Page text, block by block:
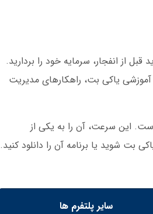
و نشیب است. شما با ضریب ۱.۰۰ شروع میکنید و باید قبل از انفجار، سرمایه خود را بردارید.
در ۳ دقیقه از دست دادم. اما سیستم آموزشی یاکی بت، راهکارهای مدیریت
ژانویه ۲۰۲۵ نشان میدهد میانگین مدت زمان هر دور بازی انفجار ۲۲ ثانیه است. این سرعت، آن را به یکی از
بت شوید یا برنامه آن را دانلود کنید.
سایر پلتفرم ها